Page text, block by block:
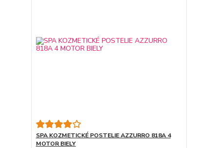
SPA KOZMETICKÉ POSTELIE AZZURRO 818A 4
MOTOR BIELY